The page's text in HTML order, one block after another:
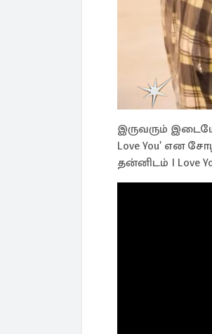
இருவரும்
Love You' என
தன்னிடம் I